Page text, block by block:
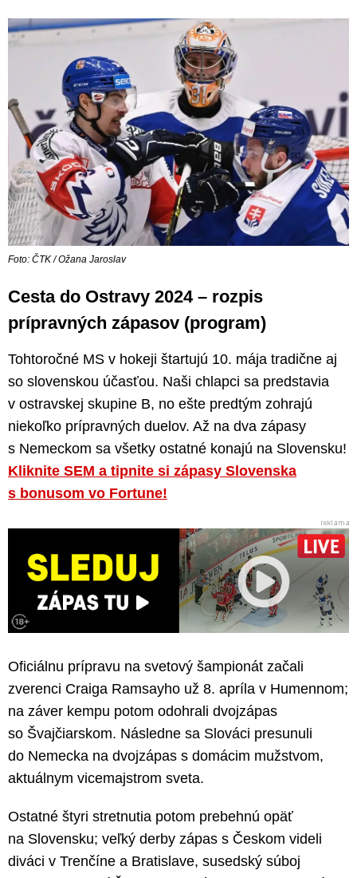
Foto: ČTK / Ožana Jaroslav
Cesta do Ostravy 2024 – rozpis
prípravných zápasov (program)
Tohtoročné MS v hokeji štartujú 10. mája tradične aj
so slovenskou účasťou. Naši chlapci sa predstavia
v ostravskej skupine B, no ešte predtým zohrajú
niekoľko prípravných duelov. Až na dva zápasy
s Nemeckom sa všetky ostatné konajú na Slovensku!
Kliknite SEM a tipnite si zápasy Slovenska
s bonusom vo Fortune!
Oficiálnu prípravu na svetový šampionát začali
zverenci Craiga Ramsayho už 8. apríla v Humennom;
na záver kempu potom odohrali dvojzápas
so Švajčiarskom. Následne sa Slováci presunuli
do Nemecka na dvojzápas s domácim mužstvom,
aktuálnym vicemajstrom sveta.
Ostatné štyri stretnutia potom prebehnú opäť
na Slovensku; veľký derby zápas s Českom videli
diváci v Trenčíne a Bratislave, susedský súboj